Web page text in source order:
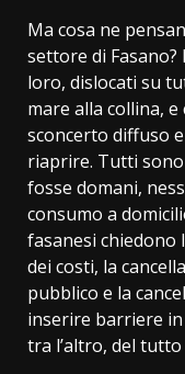
Ma cosa ne
settore di
loro, dislocati su
mare alla collina,
sconcerto diffuso
riaprire. Tutti sono
fosse domani,
consumo a
fasanesi chiedono
dei costi, la
pubblico e la
inserire barriere in
tra l’altro, del